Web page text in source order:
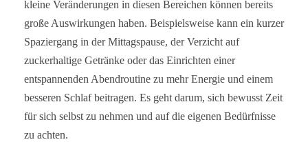
kleine Veränderungen in diesen Bereichen können bereits
große Auswirkungen haben. Beispielsweise kann ein kurzer
Spaziergang in der Mittagspause, der Verzicht auf
zuckerhaltige Getränke oder das Einrichten einer
entspannenden Abendroutine zu mehr Energie und einem
besseren Schlaf beitragen. Es geht darum, sich bewusst Zeit
für sich selbst zu nehmen und auf die eigenen Bedürfnisse
zu achten.